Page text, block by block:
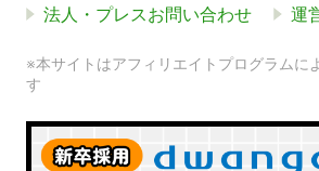
法人・プレスお問い合わせ 運
※本サイトはアフィリエイトプログラムに
す